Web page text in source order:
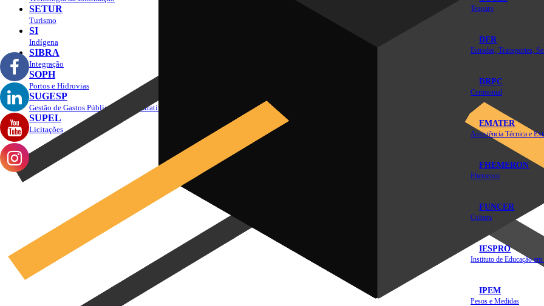
Tesouro
DER
DRPC
Cerimonial
EMATER
FHEMERON
Fhemeron
FUNCER
Cultura
IESPRO
IPEM
Pesos e Medidas
SETUR
Turismo
SI
Indígena
SIBRA
Integração
SOPH
Portos e Hidrovias
SUGESP
Gestão de Gastos Públicos Administrativos
SUPEL
Licitações